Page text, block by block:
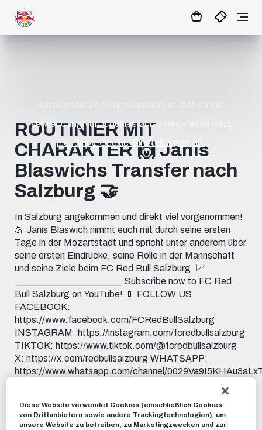
1:10:07 MATCHCENTER
Verwendung von Cookies zulassen.
hier deine Cookie-Einstellungen an.
ROUTINIER MIT
CHARAKTER 🙌 Janis
Blaswichs Transfer nach
Salzburg 🤝
In Salzburg angekommen und direkt viel vorgenommen!
💪 Janis Blaswich nimmt euch mit durch seine ersten
Tage in der Mozartstadt und spricht unter anderem über
seine ersten Eindrücke, seine Rolle in der Mannschaft
und seine Ziele beim FC Red Bull Salzburg. 📈
_______________________ Subscribe now to FC Red
Bull Salzburg on YouTube! 📱 FOLLOW US
FACEBOOK:
https://www.facebook.com/FCRedBullSalzburg
INSTAGRAM: https://instagram.com/fcredbullsalzburg
TIKTOK: https://www.tiktok.com/@fcredbullsalzburg
X: https://x.com/redbullsalzburg WHATSAPP:
https://www.whatsapp.com/channel/
https://www.threads.net/@fcredbullsalzburg 🎟️ GET
YOUR TICKETS:
https://www.redbullsalzburg.at/tickets 🎒 FANSHOP:
Diese Website verwendet Cookies (einschließlich Cookies
von Drittanbietern sowie andere Trackingtechnologien), um
unsere Website zu betreiben, zu Marketingzwecken und zur